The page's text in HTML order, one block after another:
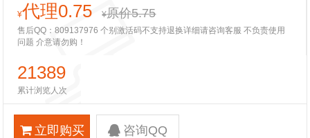
¥代理0.75 ¥原价5.75
售后QQ：809137976 个别激活码不支持退换详细请咨询客服 不负责使用
问题 介意请勿购！
21389
累计浏览人次
立即购买 咨询QQ